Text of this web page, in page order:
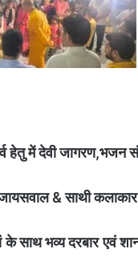
हेतु में देवी जागरण,भजन
& साथी
साथ भव्य दरबार एवं